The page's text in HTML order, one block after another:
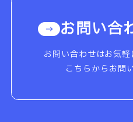
お問い合
お問い合わせはお気
こちらからお問